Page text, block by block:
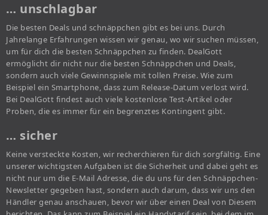
… unschlagbar
Die besten Deals und schnäppchen gibt es bei uns. Durch
Jahrelange Erfahrungen wissen wir genau, wo wir suchen müssen,
um für dich die besten Schnäppchen zu finden. DealGott
ermöglicht dir nicht nur die besten Schnäppchen und Deals,
sondern auch viele Gewinnspiele mit tollen Preise. Wie zum
Beispiel ein Smartphone, dass zum Release-Datum verlost wird.
Bei DealGott findest auch viele kostenlose Test-Artikel oder
Proben, die es immer für ein begrenztes Kontingent gibt.
… sicher
Keine versteckte Kosten, wir recherchieren für dich sorgfältig. Eine
unserer wichtigsten Aufgaben ist die Sicherheit und dabei geht es
nicht nur um die E-Mail Adresse, die du uns für den Schnäppchen-
Newsletter gegeben hast, sondern auch darum, dass wir uns den
Händler genau anschauen, bevor wir über einen Deal von Diesem